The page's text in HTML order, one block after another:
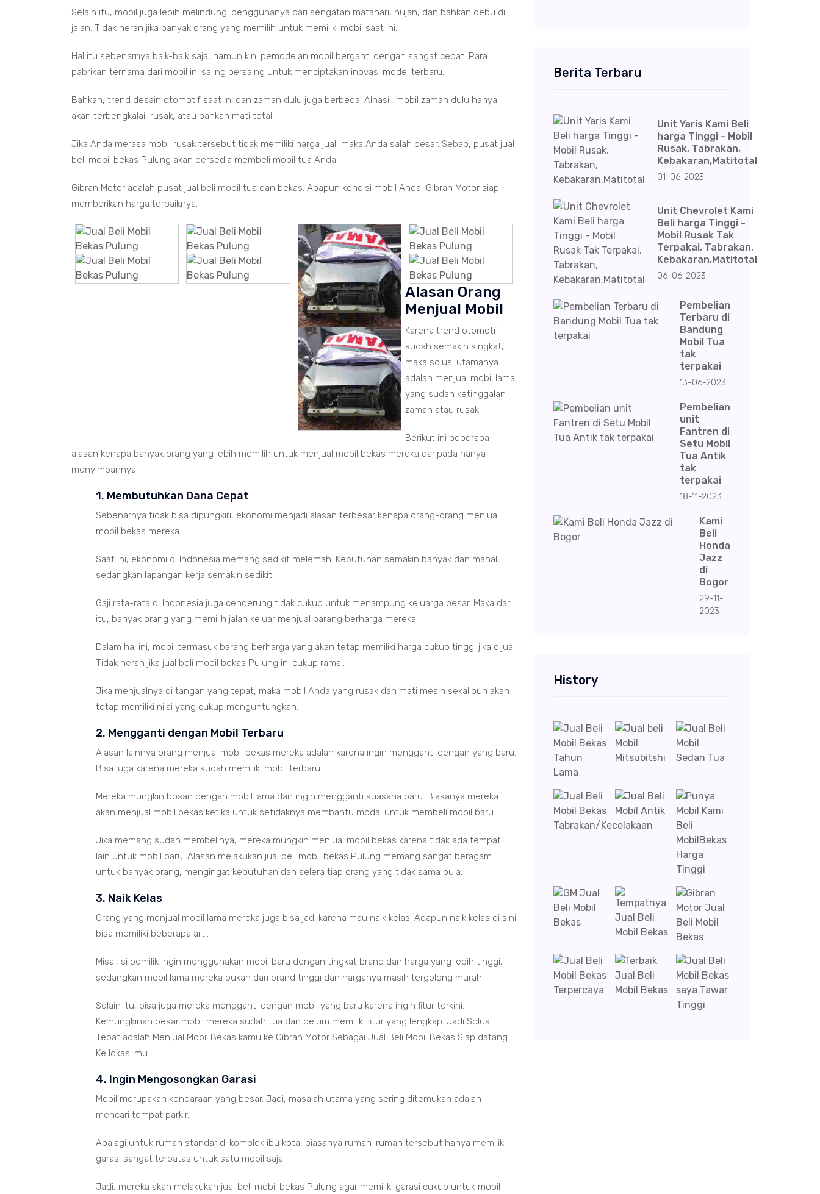
Selain itu, mobil juga lebih melindungi penggunanya dari sengatan matahari, hujan, dan bahkan debu di
jalan. Tidak heran jika banyak orang yang memilih untuk memiliki mobil saat ini.
Hal itu sebenarnya baik-baik saja, namun kini pemodelan mobil berganti dengan sangat cepat. Para
pabrikan ternama dari mobil ini saling bersaing untuk menciptakan inovasi model terbaru.
Bahkan, trend desain otomotif saat ini dan zaman dulu juga berbeda. Alhasil, mobil zaman dulu hanya
akan terbengkalai, rusak, atau bahkan mati total.
Jika Anda merasa mobil rusak tersebut tidak memiliki harga jual, maka Anda salah besar. Sebab, pusat jual
beli mobil bekas Pulung akan bersedia membeli mobil tua Anda.
Gibran Motor adalah pusat jual beli mobil tua dan bekas. Apapun kondisi mobil Anda, Gibran Motor siap
memberikan harga terbaiknya.
Alasan Orang
Menjual Mobil
Karena trend otomotif
sudah semakin singkat,
maka solusi utamanya
adalah menjual mobil lama
yang sudah ketinggalan
zaman atau rusak.
Berikut ini beberapa
alasan kenapa banyak orang yang lebih memilih untuk menjual mobil bekas mereka daripada hanya
menyimpannya:
1. Membutuhkan Dana Cepat
Sebenarnya tidak bisa dipungkiri, ekonomi menjadi alasan terbesar kenapa orang-orang menjual
mobil bekas mereka.
Saat ini, ekonomi di Indonesia memang sedikit melemah. Kebutuhan semakin banyak dan mahal,
sedangkan lapangan kerja semakin sedikit.
Gaji rata-rata di Indonesia juga cenderung tidak cukup untuk menampung keluarga besar. Maka dari
itu, banyak orang yang memilih jalan keluar menjual barang berharga mereka.
Dalam hal ini, mobil termasuk barang berharga yang akan tetap memiliki harga cukup tinggi jika dijual.
Tidak heran jika jual beli mobil bekas Pulung ini cukup ramai.
Jika menjualnya di tangan yang tepat, maka mobil Anda yang rusak dan mati mesin sekalipun akan
tetap memiliki nilai yang cukup menguntungkan.
2. Mengganti dengan Mobil Terbaru
Alasan lainnya orang menjual mobil bekas mereka adalah karena ingin mengganti dengan yang baru.
Bisa juga karena mereka sudah memiliki mobil terbaru.
Mereka mungkin bosan dengan mobil lama dan ingin mengganti suasana baru. Biasanya mereka
akan menjual mobil bekas ketika untuk setidaknya membantu modal untuk membeli mobil baru.
Jika memang sudah membelinya, mereka mungkin menjual mobil bekas karena tidak ada tempat
lain untuk mobil baru. Alasan melakukan jual beli mobil bekas Pulung memang sangat beragam
untuk banyak orang, mengingat kebutuhan dan selera tiap orang yang tidak sama pula.
3. Naik Kelas
Orang yang menjual mobil lama mereka juga bisa jadi karena mau naik kelas. Adapun naik kelas di sini
bisa memiliki beberapa arti.
Misal, si pemilik ingin menggunakan mobil baru dengan tingkat brand dan harga yang lebih tinggi,
sedangkan mobil lama mereka bukan dari brand tinggi dan harganya masih tergolong murah.
Selain itu, bisa juga mereka mengganti dengan mobil yang baru karena ingin fitur terkini.
Kemungkinan besar mobil mereka sudah tua dan belum memiliki fitur yang lengkap. Jadi Solusi
Tepat adalah Menjual Mobil Bekas kamu ke Gibran Motor Sebagai Jual Beli Mobil Bekas Siap datang
Ke lokasi mu.
4. Ingin Mengosongkan Garasi
Mobil merupakan kendaraan yang besar. Jadi, masalah utama yang sering ditemukan adalah
mencari tempat parkir.
Apalagi untuk rumah standar di komplek ibu kota, biasanya rumah-rumah tersebut hanya memiliki
garasi sangat terbatas untuk satu mobil saja.
Jadi, mereka akan melakukan jual beli mobil bekas Pulung agar memiliki garasi cukup untuk mobil
Berita Terbaru
Unit Yaris Kami Beli
harga Tinggi - Mobil
Rusak, Tabrakan,
Kebakaran,Matitotal
01-06-2023
Unit Chevrolet Kami
Beli harga Tinggi -
Mobil Rusak Tak
Terpakai, Tabrakan,
Kebakaran,Matitotal
06-06-2023
Pembelian
Terbaru di
Bandung
Mobil Tua
tak
terpakai
13-06-2023
Pembelian
unit
Fantren di
Setu Mobil
Tua Antik
tak
terpakai
18-11-2023
Kami
Beli
Honda
Jazz
di
Bogor
29-11-
2023
History